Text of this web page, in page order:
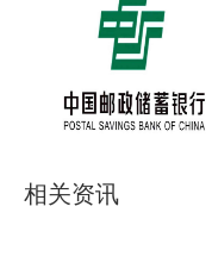
相关资讯